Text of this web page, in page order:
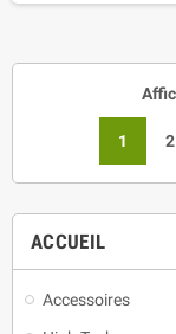
ACCUEIL
Accessoires
1 2